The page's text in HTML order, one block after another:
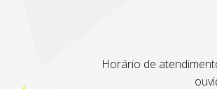
Horário de